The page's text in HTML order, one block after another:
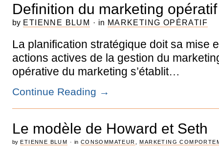
Definition du marketing opératif
by ETIENNE BLUM · in MARKETING OPÉRATIF
La planification stratégique doit sa mise
actions actives de la gestion du
opérative du marketing s’établit…
Continue Reading →
Le modèle de Howard et Seth
by ETIENNE BLUM ·in CONSOMMATEUR ,MARKETING